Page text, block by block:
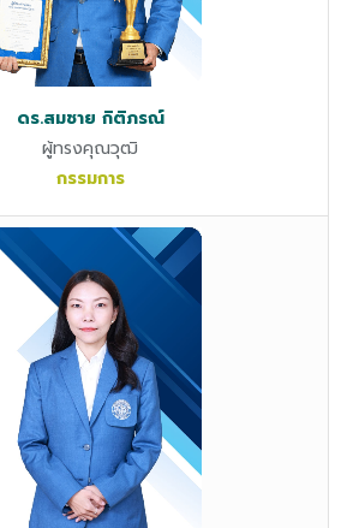
ดร.สมชาย กิติภรณ์
ผู้ทรงคุณวุฒิ
กรรมการ